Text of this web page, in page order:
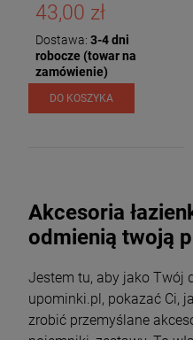
43,00 zł
Dostawa: 3-4 dni
robocze (towar na
zamówienie)
DO KOSZYKA
Akcesoria
odmienią twoją
Jestem tu, aby jako Twój
upominki.pl, pokazać Ci,
zrobić przemyślane